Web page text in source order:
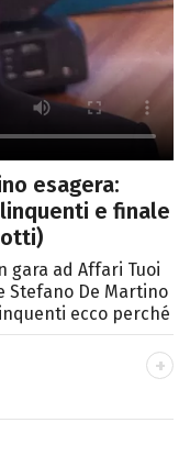
esagera:
e finale
gara ad Affari Tuoi
Stefano De Martino
ecco perché
Media, amo il
e la moda, dove